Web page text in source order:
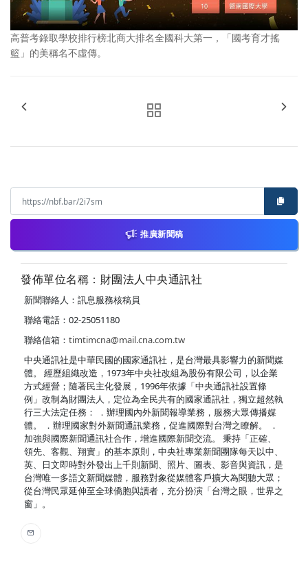
高普考錄取學校排行榜北商大排名全國科大第一，「國考育才搖
籃」的美稱名不虛傳。
推廣新聞稿
發佈單位名稱：財團法人中央通訊社
新聞聯絡人：訊息服務核稿員
聯絡電話：02-25051180
聯絡信箱： timtimcna@mail.cna.com.tw
中央通訊社是中華民國的國家通訊社，是台灣最具影響力的新聞媒
體。 經歷組織改造，1973年中央社改組為股份有限公司，以企業
方式經營；隨著民主化發展，1996年依據「中央通訊社設置條
例」改制為財團法人，定位為全民共有的國家通訊社，獨立超然執
行三大法定任務： ．辦理國內外新聞報導業務，服務大眾傳播媒
體。 ．辦理國家對外新聞通訊業務，促進國際對台灣之瞭解。 ．
加強與國際新聞通訊社合作，增進國際新聞交流。 秉持「正確、
領先、客觀、翔實」的基本原則，中央社專業新聞團隊每天以中、
英、日文即時對外發出上千則新聞、照片、圖表、影音與資訊，是
台灣唯一多語文新聞媒體，服務對象從媒體客戶擴大為閱聽大眾；
從台灣民眾延伸至全球僑胞與讀者，充分扮演「台灣之眼，世界之
窗」。